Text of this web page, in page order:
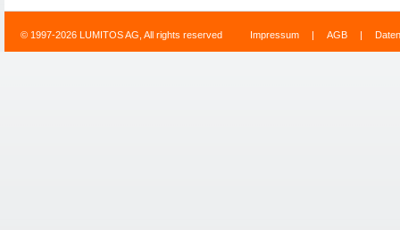
© 1997-2026 LUMITOS AG, All rights reserved Impressum | AGB |